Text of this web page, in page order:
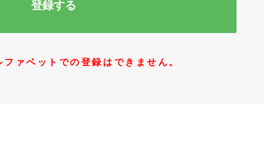
ァベットでの登録はできません。